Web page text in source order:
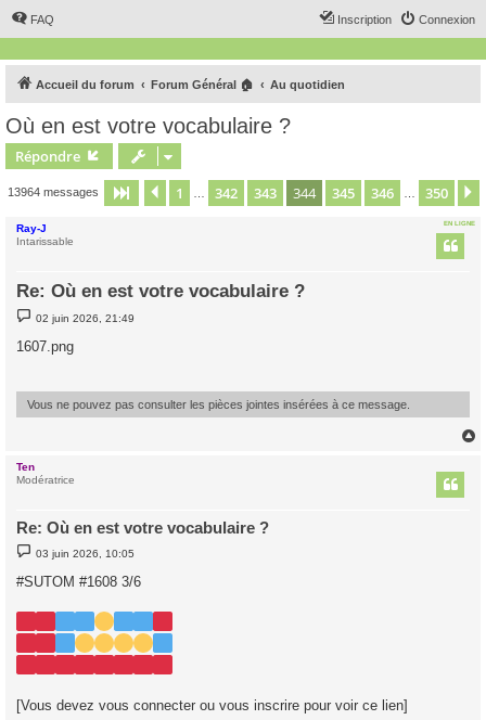
FAQ Connexion
Inscription
Accueil du forum Forum Général 🏠 Au quotidien
Où en est votre vocabulaire ?
Répondre
13964 messages Page 344 sur350
Précédent
1 342 343 344 345 346 350
EN LIGNE
Ray-J
Intarissable
Re: Où en est votre vocabulaire ?
M
e
s
s
e
02 juin 2026, 21:49
1607.png
Vous ne pouvez pas consulter les pièces jointes insérées à ce message.
Ten
Modératrice
Re: Où en est votre vocabulaire ?
M
e
s
s
g
03 juin 2026, 10:05
#SUTOM #1608 3/6
[Vous devez vous connecter ou vous inscrire pour voir ce lien]